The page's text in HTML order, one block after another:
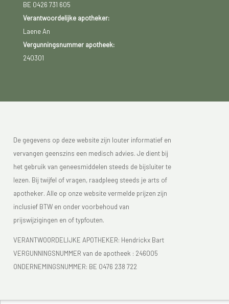
BE 0426 731 605
Verantwoordelijke apotheker:
Laene An
Vergunningsnummer apotheek:
240301
De gegevens op deze website zijn louter informatief en
vervangen geenszins een medisch advies. Je dient bij
het gebruik van geneesmiddelen steeds de bijsluiter te
lezen. Bij twijfel of vragen, raadpleeg steeds je arts of
apotheker. Alle op onze website vermelde prijzen zijn
inclusief BTW en onder voorbehoud van
prijswijzigingen en of typfouten.
VERANTWOORDELIJKE APOTHEKER: Hendrickx Bart
VERGUNNINGSNUMMER van de apotheek : 246005
ONDERNEMINGSNUMMER: BE 0476 238 722